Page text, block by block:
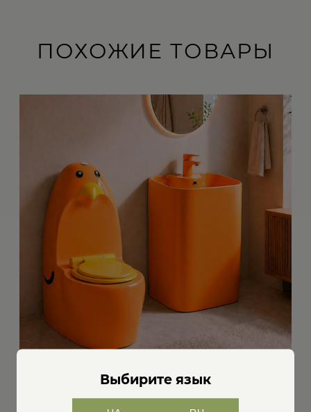
ПОХОЖИЕ ТОВАРЫ
АВТОРСКИЙ ДЕТСКИЙ УНИТАЗ И
УМЫВАЛЬНИК ORANGE
Выбирите язык